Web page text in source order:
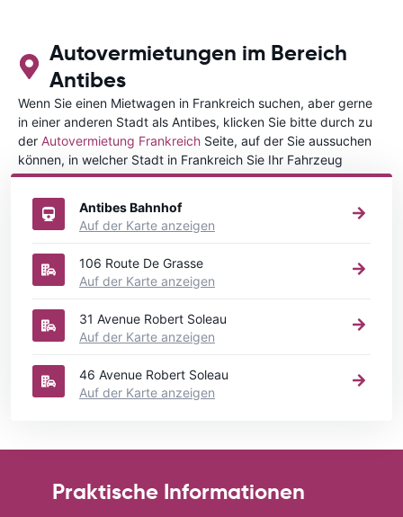
Autovermietungen im Bereich
Antibes
Wenn Sie einen Mietwagen in Frankreich suchen, aber gerne
in einer anderen Stadt als Antibes, klicken Sie bitte durch zu
der Autovermietung Frankreich Seite, auf der Sie aussuchen
können, in welcher Stadt in Frankreich Sie Ihr Fahrzeug
mieten wollen.
Antibes Bahnhof
Auf der Karte anzeigen
106 Route De Grasse
Auf der Karte anzeigen
31 Avenue Robert Soleau
Auf der Karte anzeigen
46 Avenue Robert Soleau
Auf der Karte anzeigen
Praktische Informationen